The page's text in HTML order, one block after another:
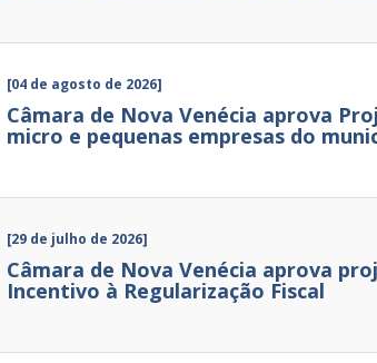
[04 de agosto de 2026]
Câmara de Nova Venécia aprova
micro e pequenas empresas do
[29 de julho de 2026]
Câmara de Nova Venécia aprova
Incentivo à Regularização Fiscal